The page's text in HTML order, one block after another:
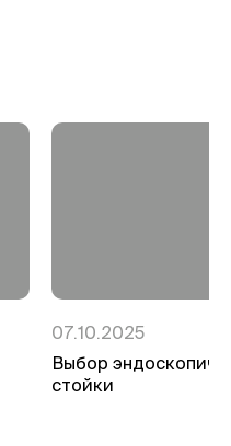
07.10.2025
Выбор
стойки